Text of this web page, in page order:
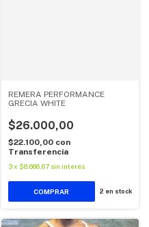
REMERA PERFORMANCE
GRECIA WHITE
$26.000,00
$22.100,00 con
Transferencia
3 x $8.666,67 sin interés
COMPRAR 2 en stock